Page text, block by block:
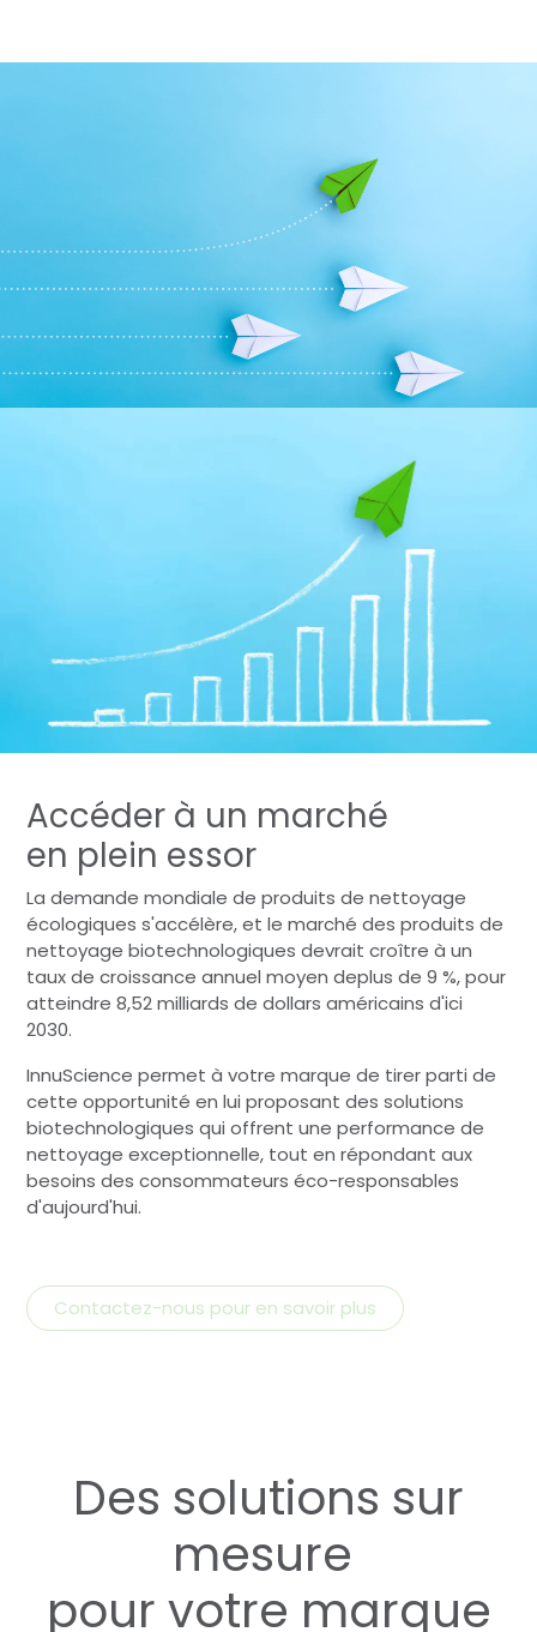
Accéder à un marché
en plein essor
La demande mondiale de produits de nettoyage
écologiques s'accélère, et le marché des produits de
nettoyage biotechnologiques devrait croître à un
taux de croissance annuel moyen deplus de 9 %, pour
atteindre 8,52 milliards de dollars américains d'ici
2030.
InnuScience permet à votre marque de tirer parti de
cette opportunité en lui proposant des solutions
biotechnologiques qui offrent une performance de
nettoyage exceptionnelle, tout en répondant aux
besoins des consommateurs éco-responsables
d'aujourd'hui.
Contactez-nous pour en savoir plus
Des solutions sur
mesure
pour votre marque